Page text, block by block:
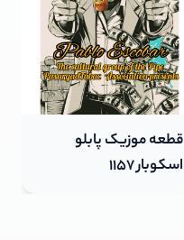
قطعه ریمیکس دیگه
دیره